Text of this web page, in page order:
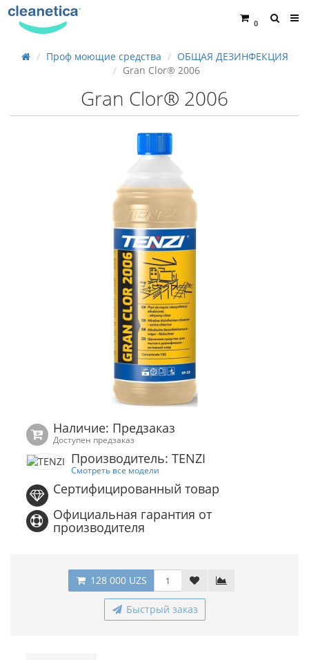
0
Проф моющие средства
ОБЩАЯ ДЕЗИНФЕКЦИЯ
Gran Clor® 2006
Gran Clor® 2006
Наличие: Предзаказ
Доступен предзаказ
Производитель: TENZI
Смотреть все модели
Сертифицированный товар
Официальная гарантия от
производителя
128 000 UZS
Быстрый заказ